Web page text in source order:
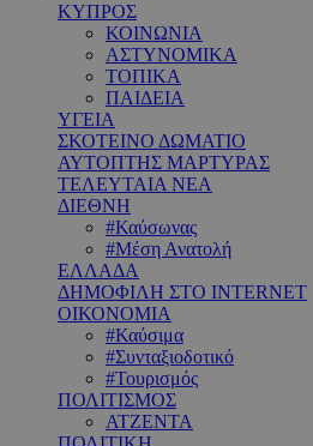
ΚΥΠΡΟΣ
ΚΟΙΝΩΝΙΑ
ΑΣΤΥΝΟΜΙΚΑ
ΤΟΠΙΚΑ
ΠΑΙΔΕΙΑ
ΥΓΕΙΑ
ΣΚΟΤΕΙΝΟ ΔΩΜΑΤΙΟ
ΑΥΤΟΠΤΗΣ ΜΑΡΤΥΡΑΣ
ΤΕΛΕΥΤΑΙΑ ΝΕΑ
ΔΙΕΘΝΗ
#Καύσωνας
#Μέση Ανατολή
ΕΛΛΑΔΑ
ΔΗΜΟΦΙΛΗ ΣΤΟ INTERNET
ΟΙΚΟΝΟΜΙΑ
#Καύσιμα
#Συνταξιοδοτικό
#Τουρισμός
ΠΟΛΙΤΙΣΜΟΣ
ΑΤΖΕΝΤΑ